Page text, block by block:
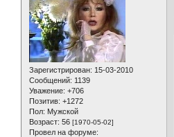
Зарегистрирован: 15-03-2010
Сообщений: 1139
Уважение: +706
Позитив: +1272
Пол: Мужской
Возраст: 56 [1970-05-02]
Провел на форуме: